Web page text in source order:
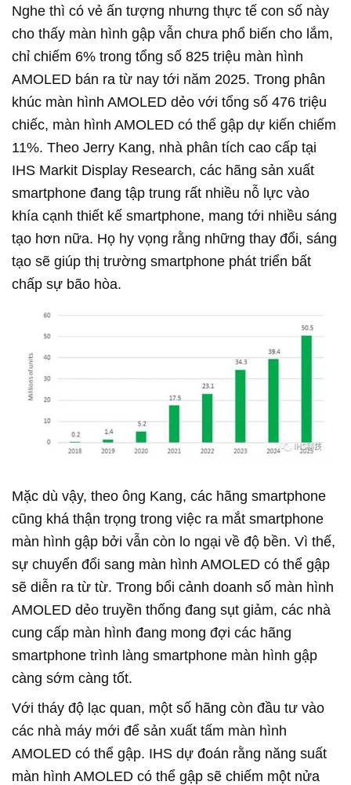
Nghe thì có vẻ ấn tượng nhưng thực tế con số này
cho thấy màn hình gập vẫn chưa phổ biến cho lắm,
chỉ chiếm 6% trong tổng số 825 triệu màn hình
AMOLED bán ra từ nay tới năm 2025. Trong phân
khúc màn hình AMOLED dẻo với tổng số 476 triệu
chiếc, màn hình AMOLED có thể gập dự kiến chiếm
11%. Theo Jerry Kang, nhà phân tích cao cấp tại
IHS Markit Display Research, các hãng sản xuất
smartphone đang tập trung rất nhiều nỗ lực vào
khía cạnh thiết kế smartphone, mang tới nhiều sáng
tạo hơn nữa. Họ hy vọng rằng những thay đổi, sáng
tạo sẽ giúp thị trường smartphone phát triển bất
chấp sự bão hòa.
Mặc dù vậy, theo ông Kang, các hãng smartphone
cũng khá thận trọng trong việc ra mắt smartphone
màn hình gập bởi vẫn còn lo ngại về độ bền. Vì thế,
sự chuyển đổi sang màn hình AMOLED có thể gập
sẽ diễn ra từ từ. Trong bổi cảnh doanh số màn hình
AMOLED dẻo truyền thống đang sụt giảm, các nhà
cung cấp màn hình đang mong đợi các hãng
smartphone trình làng smartphone màn hình gập
càng sớm càng tốt.
Với tháy độ lạc quan, một số hãng còn đầu tư vào
các nhà máy mới để sản xuất tấm màn hình
AMOLED có thể gập. IHS dự đoán rằng năng suất
màn hình AMOLED có thể gập sẽ chiếm một nửa